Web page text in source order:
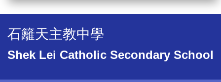
石籬天主教中學
Shek Lei Catholic Secondary School